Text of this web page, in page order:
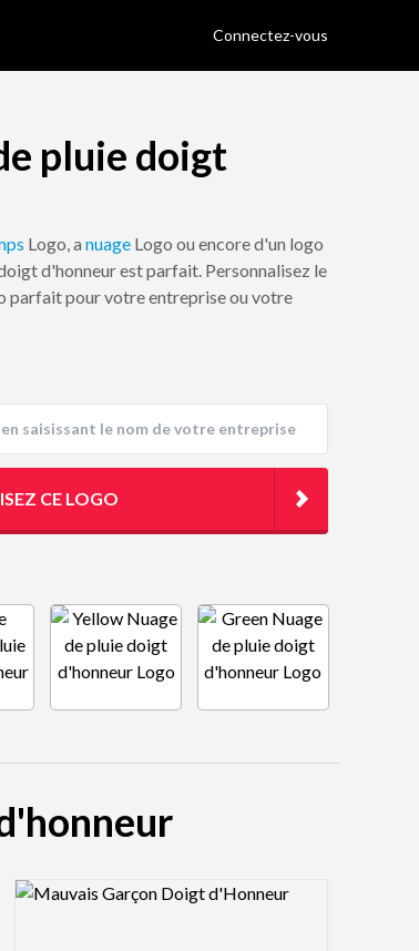
Connectez-vous
pluie doigt
Logo, a nuage Logo ou encore d'un logo
d'honneur est parfait. Personnalisez le
parfait pour votre entreprise ou votre
CE LOGO
Logo Preview Image